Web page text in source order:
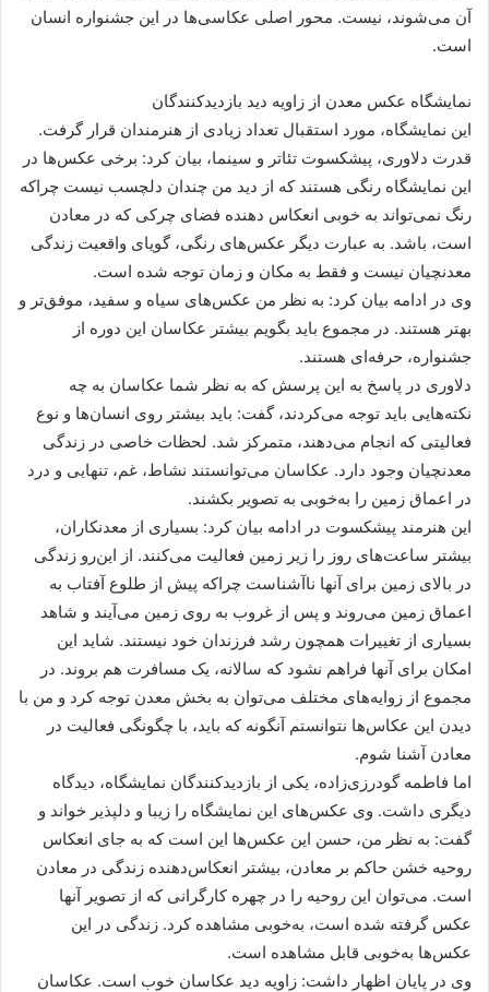
آن می‌شوند، نیست. محور اصلی عکاسی‌ها در این جشنواره انسان
است.
نمایشگاه عکس معدن از زاویه دید بازدیدکنندگان
این نمایشگاه، مورد استقبال تعداد زیادی از هنرمندان قرار گرفت.
قدرت دلاوری، پیشکسوت تئاتر و سینما، بیان کرد: برخی عکس‌ها در
این نمایشگاه رنگی هستند که از دید من چندان دلچسب نیست چراکه
رنگ نمی‌تواند به خوبی انعکاس دهنده فضای چرکی که در معادن
است، باشد. به عبارت دیگر عکس‌های رنگی، گویای واقعیت زندگی
معدنچیان نیست و فقط به مکان و زمان توجه شده است.
وی در ادامه بیان کرد: به نظر من عکس‌های سیاه و سفید، موفق‌تر و
بهتر هستند. در مجموع باید بگویم بیشتر عکاسان این دوره از
جشنواره، حرفه‌ای هستند.
دلاوری در پاسخ به این پرسش که به نظر شما عکاسان به چه
نکته‌هایی باید توجه می‌کردند، گفت: باید بیشتر روی انسان‌ها و نوع
فعالیتی که انجام می‌دهند، متمرکز ‌شد. لحظات خاصی در زندگی
معدنچیان ‌وجود دارد. عکاسان می‌توانستند نشاط، غم، تنهایی و درد
در اعماق زمین را به‌خوبی به تصویر بکشند.
این هنرمند پیشکسوت در ادامه بیان کرد: بسیاری از معدنکاران،
بیشتر ساعت‌های روز را زیر زمین فعالیت می‌کنند. از این‌رو زندگی
در بالای زمین برای آنها ناآشناست چراکه پیش از طلوع آفتاب به
اعماق زمین می‌روند و پس از غروب به روی زمین می‌آیند و شاهد
بسیاری از تغییرات همچون رشد فرزندان خود نیستند. شاید این
امکان برای آنها فراهم نشود که سالانه، یک مسافرت هم بروند. در
مجموع از زوایه‌های مختلف می‌توان به بخش معدن توجه کرد و من با
دیدن این عکاس‌ها نتوانستم آنگونه که باید، با چگونگی فعالیت در
معادن آشنا شوم.
اما فاطمه گودرزی‌زاده، یکی از بازدیدکنندگان نمایشگاه، دیدگاه
دیگری داشت. وی عکس‌های این نمایشگاه را زیبا و دلپذیر خواند و
گفت: به نظر من، حسن این عکس‌ها این است که به جای انعکاس
روحیه خشن حاکم بر معادن، بیشتر انعکاس‌دهنده زندگی در معادن
است. می‌توان این روحیه را در چهره کارگرانی که از تصویر آنها
عکس گرفته شده است، به‌خوبی مشاهده کرد. زندگی در این
عکس‌ها به‌خوبی قابل مشاهده است.
وی در پایان اظهار داشت: زاویه دید عکاسان خوب است. عکاسان